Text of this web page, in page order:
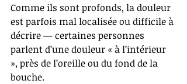
Comme ils sont profonds, la douleur
est parfois mal localisée ou difficile à
décrire — certaines personnes
parlent d’une douleur « à l’intérieur
», près de l’oreille ou du fond de la
bouche.